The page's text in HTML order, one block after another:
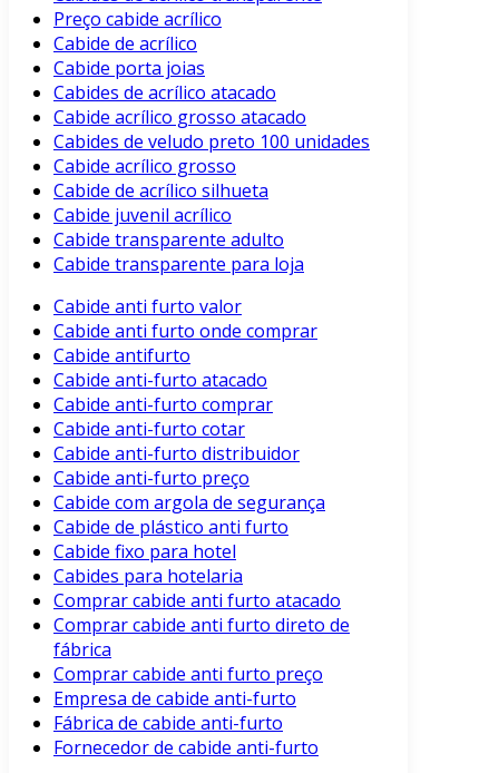
Preço cabide acrílico
Cabide de acrílico
Cabide porta joias
Cabides de acrílico atacado
Cabide acrílico grosso atacado
Cabides de veludo preto 100 unidades
Cabide acrílico grosso
Cabide de acrílico silhueta
Cabide juvenil acrílico
Cabide transparente adulto
Cabide transparente para loja
Cabide anti furto valor
Cabide anti furto onde comprar
Cabide antifurto
Cabide anti-furto atacado
Cabide anti-furto comprar
Cabide anti-furto cotar
Cabide anti-furto distribuidor
Cabide anti-furto preço
Cabide com argola de segurança
Cabide de plástico anti furto
Cabide fixo para hotel
Cabides para hotelaria
Comprar cabide anti furto atacado
Comprar cabide anti furto direto de
fábrica
Comprar cabide anti furto preço
Empresa de cabide anti-furto
Fábrica de cabide anti-furto
Fornecedor de cabide anti-furto